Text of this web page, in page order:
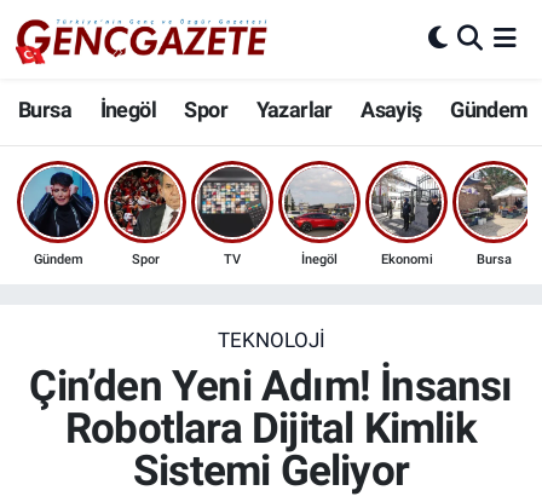
Bursa İnegöl Spor Yazarlar Asayiş Gündem
Gündem Spor TV İnegöl Ekonomi Bursa
TEKNOLOJI
Çin’den Yeni Adım! İnsansı
Robotlara Dijital Kimlik
Sistemi Geliyor
Bursa
İnegöl
3.SAYFA
Ekonomi
Güncel
Nöbetçi Eczaneler
Hava Durumu
Trafik Durumu
Son Dakika Haberleri
Haber Arşivi